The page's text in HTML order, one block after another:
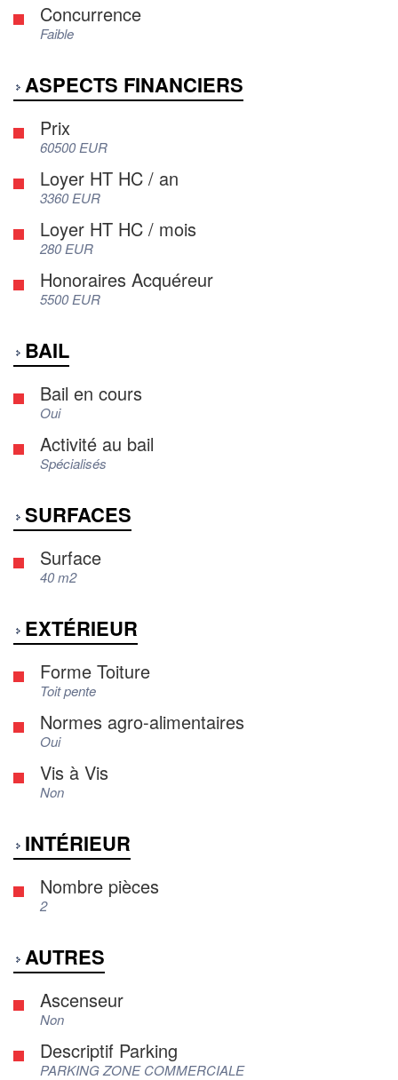
Concurrence
Faible
ASPECTS FINANCIERS
Prix
60500 EUR
Loyer HT HC / an
3360 EUR
Loyer HT HC / mois
280 EUR
Honoraires Acquéreur
5500 EUR
BAIL
Bail en cours
Oui
Activité au bail
Spécialisés
SURFACES
Surface
40 m2
EXTÉRIEUR
Forme Toiture
Toit pente
Normes agro-alimentaires
Oui
Vis à Vis
Non
INTÉRIEUR
Nombre pièces
2
AUTRES
Ascenseur
Non
Descriptif Parking
PARKING ZONE COMMERCIALE